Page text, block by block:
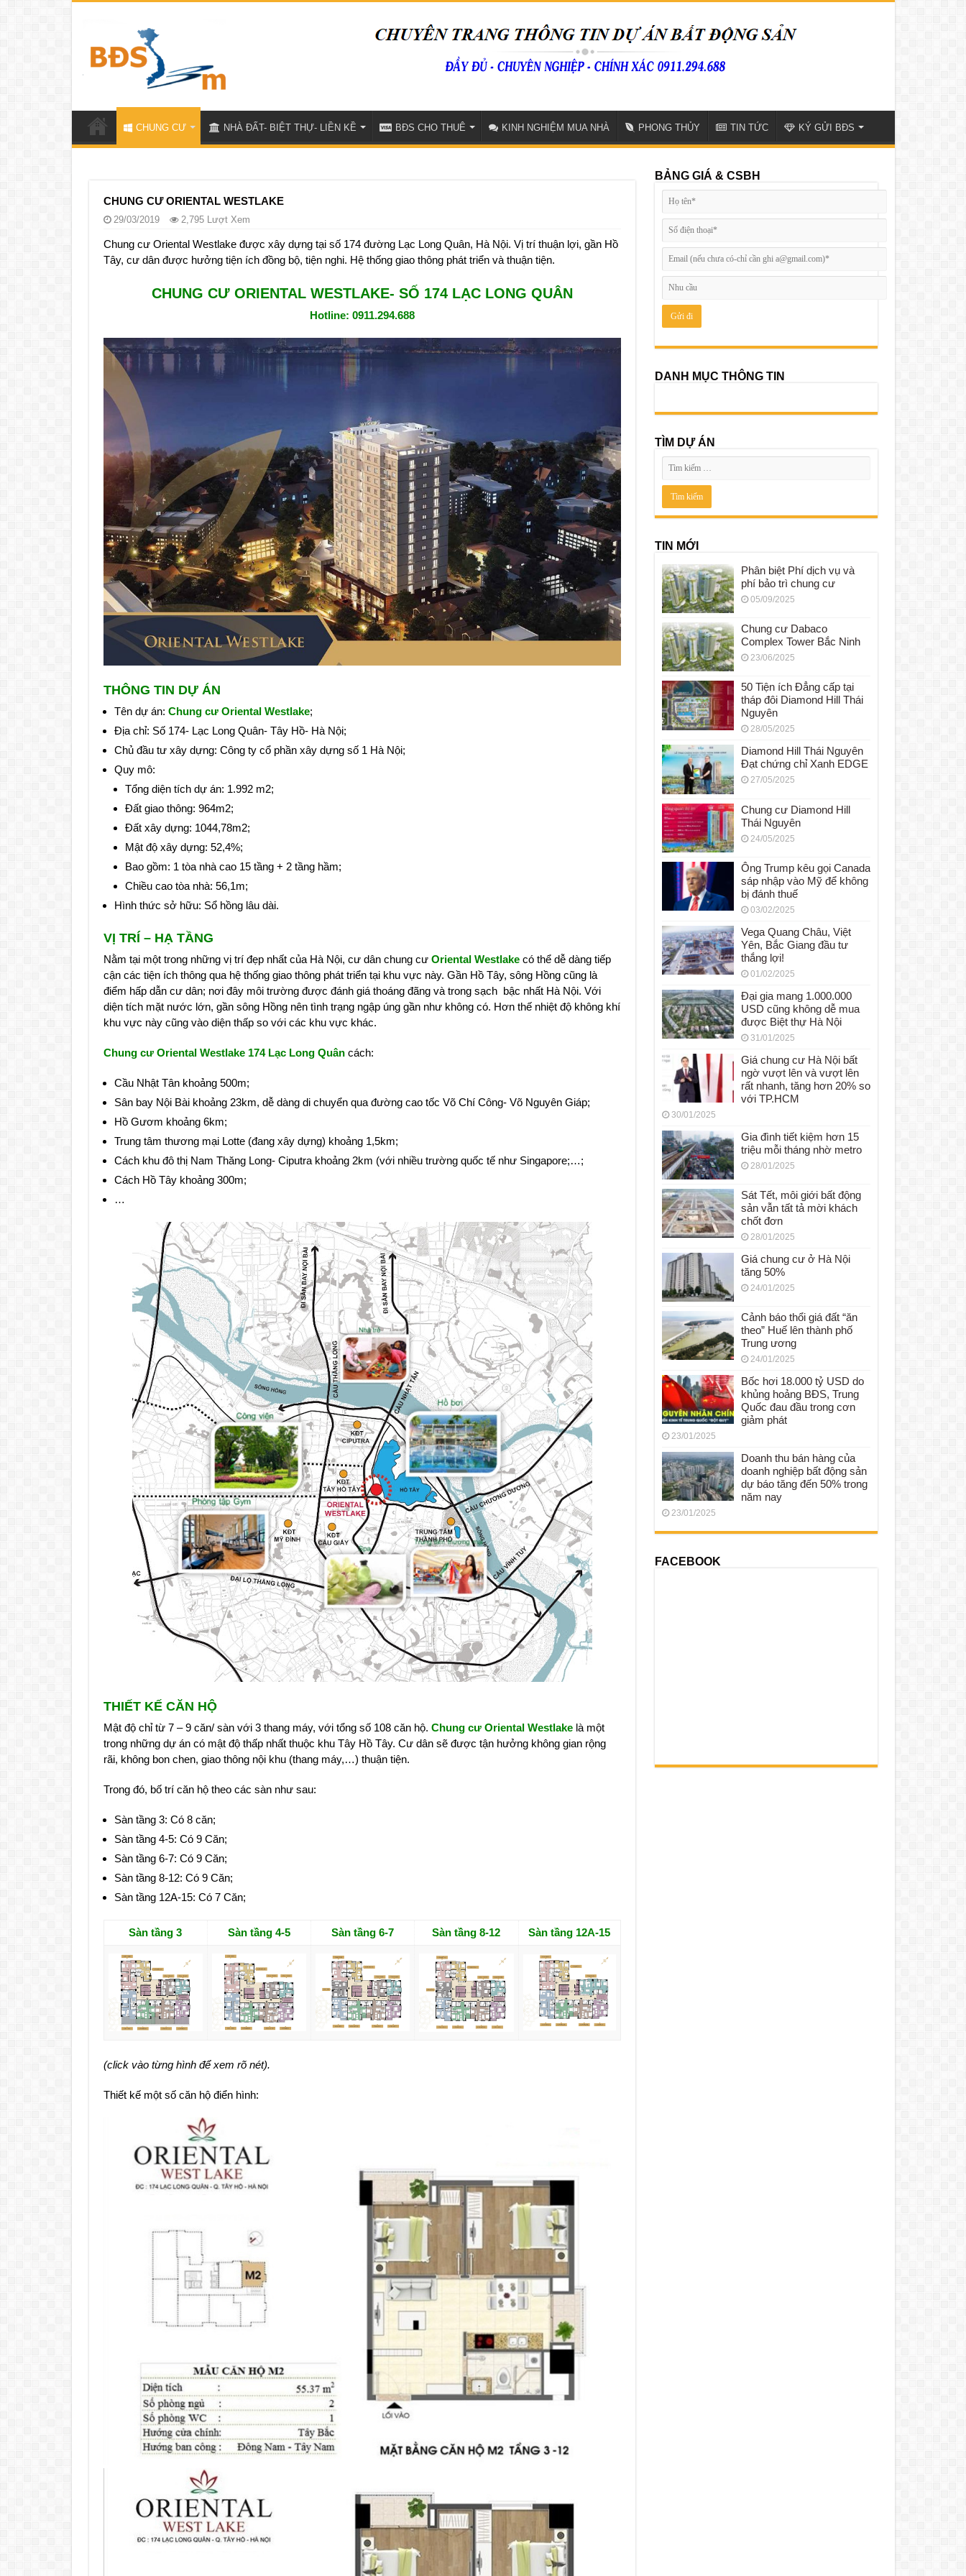
CHUNG CƯ NHÀ ĐẤT- BIỆT THỰ- LIỀN KỀ BĐS CHO THUÊ KINH NGHIỆM MUA NHÀ PHONG THỦY TIN TỨC KÝ GỬI BĐS
CHUNG CƯ ORIENTAL WESTLAKE
29/03/2019 2,795 Lượt Xem
Chung cư Oriental Westlake được xây dựng tại số 174 đường Lạc Long Quân, Hà Nội. Vị trí thuận lợi, gần Hồ
Tây, cư dân được hưởng tiện ích đồng bộ, tiện nghi. Hệ thống giao thông phát triển và thuận tiện.
CHUNG CƯ ORIENTAL WESTLAKE- SỐ 174 LẠC LONG QUÂN
Hotline: 0911.294.688
THÔNG TIN DỰ ÁN
Tên dự án: Chung cư Oriental Westlake;
Địa chỉ: Số 174- Lạc Long Quân- Tây Hồ- Hà Nội;
Chủ đầu tư xây dựng: Công ty cổ phần xây dựng số 1 Hà Nội;
Quy mô:
Tổng diện tích dự án: 1.992 m2;
Đất giao thông: 964m2;
Đất xây dựng: 1044,78m2;
Mật độ xây dựng: 52,4%;
Bao gồm: 1 tòa nhà cao 15 tầng + 2 tầng hầm;
Chiều cao tòa nhà: 56,1m;
Hình thức sở hữu: Sổ hồng lâu dài.
VỊ TRÍ – HẠ TẦNG
Nằm tại một trong những vị trí đẹp nhất của Hà Nội, cư dân chung cư Oriental Westlakecó thể dễ dàng tiếp
cận các tiện ích thông qua hệ thống giao thông phát triển tại khu vực này. Gần Hồ Tây, sông Hồng cũng là
điểm hấp dẫn cư dân; nơi đây môi trường được đánh giá thoáng đãng và trong sạch bậc nhất Hà Nội. Với
diện tích mặt nước lớn, gần sông Hồng nên tình trạng ngập úng gần như không có. Hơn thế nhiệt độ không khí
khu vực này cũng vào diện thấp so với các khu vực khác.
Chung cư Oriental Westlake 174 Lạc Long Quâncách:
Cầu Nhật Tân khoảng 500m;
Sân bay Nội Bài khoảng 23km, dễ dàng di chuyển qua đường cao tốc Võ Chí Công- Võ Nguyên Giáp;
Hồ Gươm khoảng 6km;
Trung tâm thương mại Lotte (đang xây dựng) khoảng 1,5km;
Cách khu đô thị Nam Thăng Long- Ciputra khoảng 2km (với nhiều trường quốc tế như Singapore;…;
Cách Hồ Tây khoảng 300m;
…
THIẾT KẾ CĂN HỘ
Mật độ chỉ từ 7 – 9 căn/ sàn với 3 thang máy, với tổng số 108 căn hộ. Chung cư Oriental Westlakelà một
trong những dự án có mật độ thấp nhất thuộc khu Tây Hồ Tây. Cư dân sẽ được tận hưởng không gian rộng
rãi, không bon chen, giao thông nội khu (thang máy,…) thuận tiện.
Trong đó, bố trí căn hộ theo các sàn như sau:
Sàn tầng 3: Có 8 căn;
Sàn tầng 4-5: Có 9 Căn;
Sàn tầng 6-7: Có 9 Căn;
Sàn tầng 8-12: Có 9 Căn;
Sàn tầng 12A-15: Có 7 Căn;
Sàn tầng 3 Sàn tầng 4-5 Sàn tầng 6-7 Sàn tầng 8-12 Sàn tầng 12A-15
(click vào từng hình để xem rõ nét).
Thiết kế một số căn hộ điển hình:
BẢNG GIÁ & CSBH
DANH MỤC THÔNG TIN
TÌM DỰ ÁN
TIN MỚI
Phân biệt Phí dịch vụ và
phí bảo trì chung cư
05/09/2025
Chung cư Dabaco
Complex Tower Bắc Ninh
23/06/2025
50 Tiện ích Đẳng cấp tại
tháp đôi Diamond Hill Thái
Nguyên
28/05/2025
Diamond Hill Thái Nguyên
Đạt chứng chỉ Xanh EDGE
27/05/2025
Chung cư Diamond Hill
Thái Nguyên
24/05/2025
Ông Trump kêu gọi Canada
sáp nhập vào Mỹ để không
bị đánh thuế
03/02/2025
Vega Quang Châu, Việt
Yên, Bắc Giang đầu tư
thắng lợi!
01/02/2025
Đại gia mang 1.000.000
USD cũng không dễ mua
được Biệt thự Hà Nội
31/01/2025
Giá chung cư Hà Nội bất
ngờ vượt lên và vượt lên
rất nhanh, tăng hơn 20% so
với TP.HCM
30/01/2025
Gia đình tiết kiệm hơn 15
triệu mỗi tháng nhờ metro
28/01/2025
Sát Tết, môi giới bất động
sản vẫn tất tả mời khách
chốt đơn
28/01/2025
Giá chung cư ở Hà Nội
tăng 50%
24/01/2025
Cảnh báo thổi giá đất “ăn
theo” Huế lên thành phố
Trung ương
24/01/2025
Bốc hơi 18.000 tỷ USD do
khủng hoảng BĐS, Trung
Quốc đau đầu trong cơn
giảm phát
23/01/2025
Doanh thu bán hàng của
doanh nghiệp bất động sản
dự báo tăng đến 50% trong
năm nay
23/01/2025
FACEBOOK